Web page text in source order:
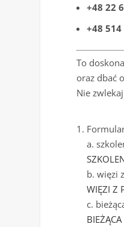
+48 22
+48 514
To
oraz dbać
Nie
a.
b. więzi
WIĘZI Z
c.